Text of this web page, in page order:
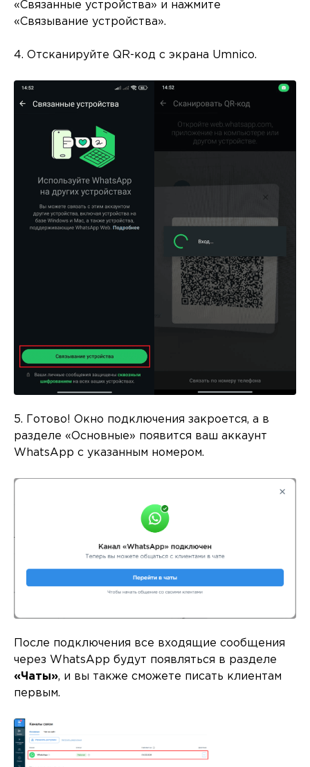
«Связанные устройства» и нажмите
«Связывание устройства».
4. Отсканируйте QR-код с экрана Umnico.
5. Готово! Окно подключения закроется, а в
разделе «Основные» появится ваш аккаунт
WhatsApp с указанным номером.
После подключения все входящие сообщения
через WhatsApp будут появляться в разделе
«Чаты», и вы также сможете писать клиентам
первым.